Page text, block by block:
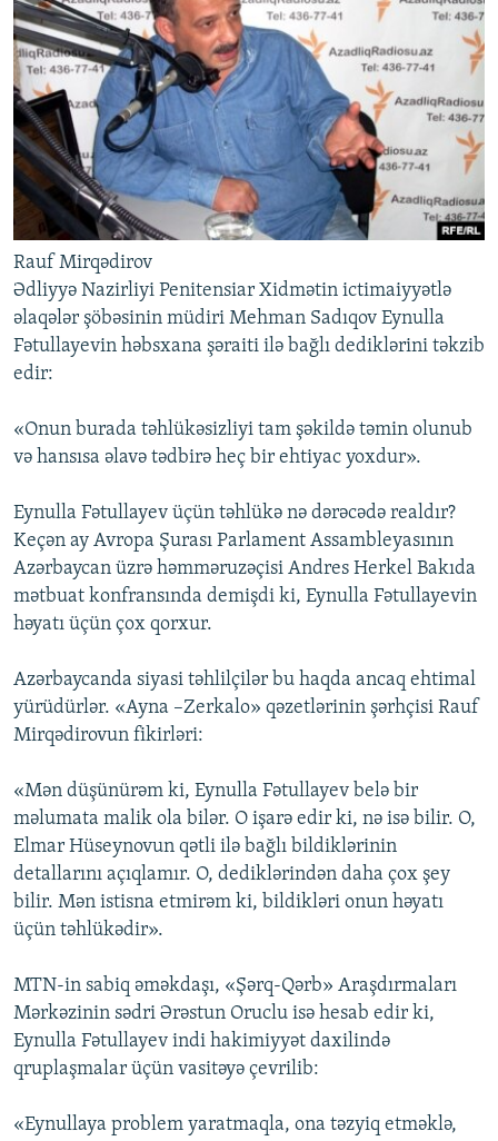
Rauf Mirqədirov
Ədliyyə Nazirliyi Penitensiar Xidmətin ictimaiyyətlə
əlaqələr şöbəsinin müdiri Mehman Sadıqov Eynulla
Fətullayevin həbsxana şəraiti ilə bağlı dediklərini təkzib
edir:
«Onun burada təhlükəsizliyi tam şəkildə təmin olunub
və hansısa əlavə tədbirə heç bir ehtiyac yoxdur».
Eynulla Fətullayev üçün təhlükə nə dərəcədə realdır?
Keçən ay Avropa Şurası Parlament Assambleyasının
Azərbaycan üzrə həmməruzəçisi Andres Herkel Bakıda
mətbuat konfransında demişdi ki, Eynulla Fətullayevin
həyatı üçün çox qorxur.
Azərbaycanda siyasi təhlilçilər bu haqda ancaq ehtimal
yürüdürlər. «Ayna –Zerkalo» qəzetlərinin şərhçisi Rauf
Mirqədirovun fikirləri:
«Mən düşünürəm ki, Eynulla Fətullayev belə bir
məlumata malik ola bilər. O işarə edir ki, nə isə bilir. O,
Elmar Hüseynovun qətli ilə bağlı bildiklərinin
detallarını açıqlamır. O, dediklərindən daha çox şey
bilir. Mən istisna etmirəm ki, bildikləri onun həyatı
üçün təhlükədir».
MTN-in sabiq əməkdaşı, «Şərq-Qərb» Araşdırmaları
Mərkəzinin sədri Ərəstun Oruclu isə hesab edir ki,
Eynulla Fətullayev indi hakimiyyət daxilində
qruplaşmalar üçün vasitəyə çevrilib:
«Eynullaya problem yaratmaqla, ona təzyiq etməklə,